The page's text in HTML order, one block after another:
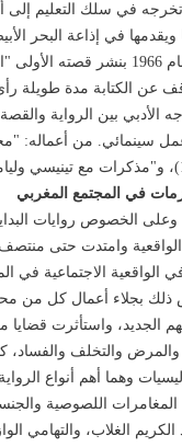
في سلك التعليم
في إذاعة البحر الأبيض
بدأ شكري رحلته في عالم
في فبراير/شباط 1973. توقف عن
الأدبي بين الرواية
في المجتمع المغربي
وعلى الخصوص روايات
وامتدت حتى
الواقعية الاجتماعية في
ذلك بجلاء أعمال كل من
الجديد، واستأثرت قضايا
والمرض والتخلف والفساد،
وهما أهم أنواع
المغامرات اللصوصية
الغلاب، والتهامي